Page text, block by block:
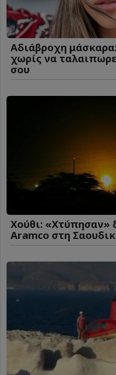
Αδιάβροχη
χωρίς να
σου
Χούθι: «Χτύπησαν»
Aramco στη